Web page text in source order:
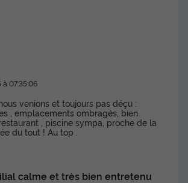
à 07:35:06
venions et toujours pas déçu :
, emplacements ombragés, bien
, piscine sympa, proche de la
du tout ! Au top .
calme et très bien entretenu